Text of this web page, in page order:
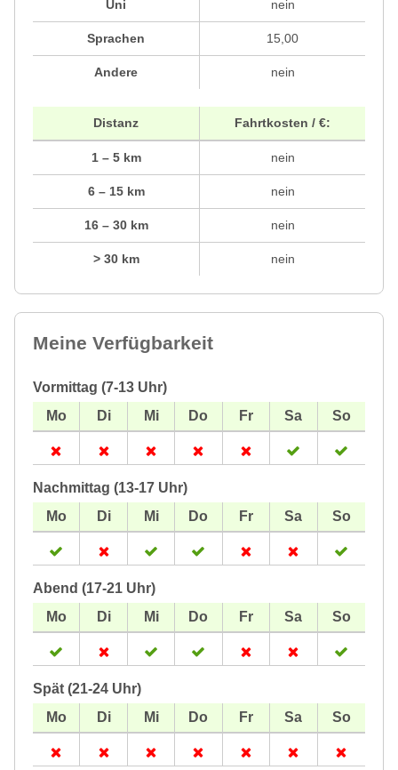
Uni
Sprachen
Andere
nein
15,00
nein
Distanz
1 – 5 km
6 – 15 km
16 – 30 km
> 30 km
Fahrtkosten / €:
nein
nein
nein
nein
Meine Verfügbarkeit
Vormittag (7-13 Uhr)
Nachmittag (13-17 Uhr)
Abend (17-21 Uhr)
Spät (21-24 Uhr)